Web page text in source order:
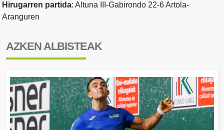
Hirugarren partida: Altuna III-Gabirondo 22-6 Artola-
Aranguren
AZKEN ALBISTEAK